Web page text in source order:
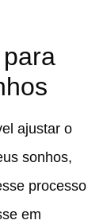
ajustar o
sonhos,
processo
em